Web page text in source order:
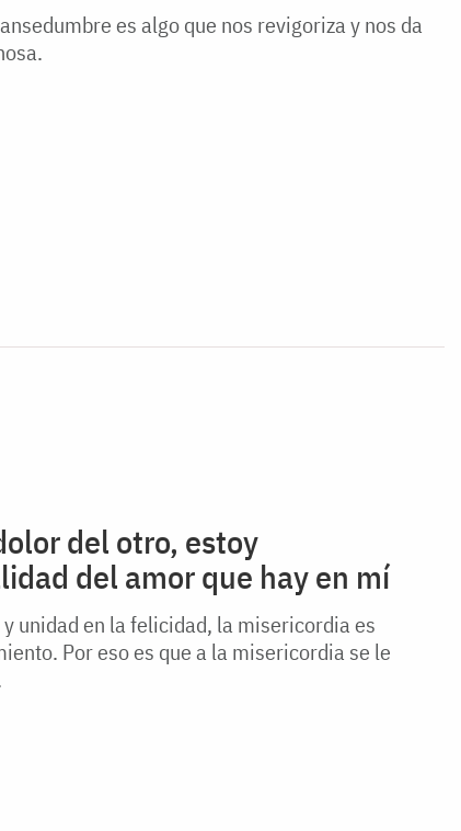
es algo que nos revigoriza y nos da
del otro, estoy
del amor que hay en mí
unidad en la felicidad, la misericordia es
Por eso es que a la misericordia se le